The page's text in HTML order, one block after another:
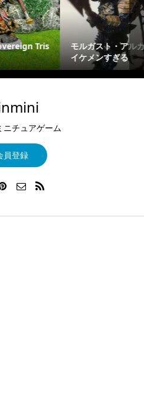
ドラスレ拡張版 ミンキャ
ス キャスター
ニチュアゲーム
員登録